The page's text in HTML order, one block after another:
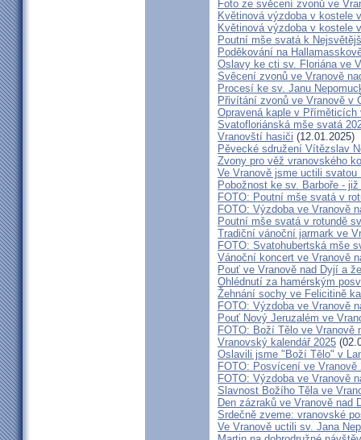
Foto ze svěcení zvonů ve
Květinová výzdoba v kostele
Květinová výzdoba v kostele
Poutní mše svatá k
Poděkování na
Oslavy ke cti sv. Floriána ve
Svěcení zvonů ve Vranově
Procesí ke sv. Janu
Přivítání zvonů ve Vranově v
Opravená kaple v
Svatofloriánská mše svatá
Vranovští hasiči (12.01.2025)
Pěvecké sdružení Vítězslav
Zvony pro věž vranovského
Ve Vranově jsme uctili svatou
Pobožnost ke sv. Barboře -
FOTO: Poutní mše svatá v
FOTO: Výzdoba ve Vranově
Poutní mše svatá v rotundě
Tradiční vánoční jarmark ve
FOTO: Svatohubertská mše
Vánoční koncert ve Vranově
Pouť ve Vranově nad Dyjí a
Ohlédnutí za hamérským
Žehnání sochy ve Felicitině
FOTO: Výzdoba ve Vranově
Pouť Nový Jeruzalém ve
FOTO: Boží Tělo ve Vranově
Vranovský kalendář 2025
Oslavili jsme "Boží Tělo" v
FOTO: Posvícení ve Vranově
FOTO: Výzdoba ve Vranově
Slavnost Božího Těla ve
Den zázraků ve Vranově nad
Srdečně zveme: vranovské
Ve Vranově uctili sv. Jana